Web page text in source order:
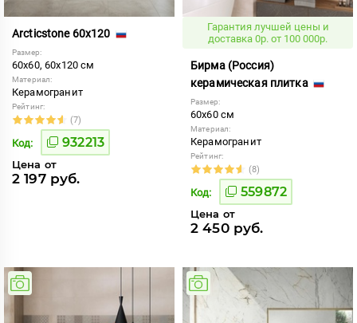
Arcticstone 60x120
Размер:
60x60, 60x120 см
Материал:
Керамогранит
Рейтинг:
(7)
Код: 932213
Цена от
2 197 руб.
Гарантия лучшей цены и
доставка 0р. от 100 000р.
Бирма (Россия)
керамическая плитка
Размер:
60x60 см
Материал:
Керамогранит
Рейтинг:
(8)
Код: 559872
Цена от
2 450 руб.